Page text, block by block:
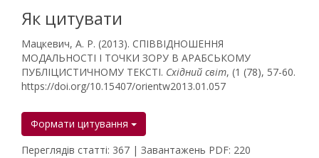
Як цитувати
Мацкевич, А. Р. (2013). СПІВВІДНОШЕННЯ
МОДАЛЬНОСТІ І ТОЧКИ ЗОРУ В АРАБСЬКОМУ
ПУБЛІЦИСТИЧНОМУ ТЕКСТІ. Східний світ, (1 (78), 57-60.
https://doi.org/10.15407/orientw2013.01.057
Формати цитування
Переглядів статті: 367 | Завантажень PDF: 220